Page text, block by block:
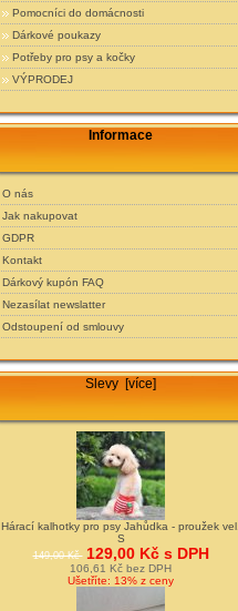
Pomocníci do domácnosti
Dárkové poukazy
Potřeby pro psy a kočky
VÝPRODEJ
Informace
O nás
Jak nakupovat
GDPR
Kontakt
Dárkový kupón FAQ
Nezasílat newslatter
Odstoupení od smlouvy
Slevy [více]
Hárací kalhotky pro psy Jahůdka - proužek vel.
S
149,00 Kč 129,00 Kč s DPH
106,61 Kč bez DPH
Ušetříte: 13% z ceny